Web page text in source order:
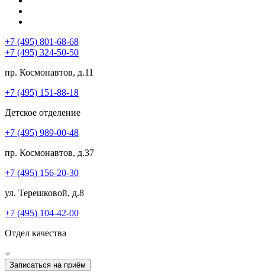
+7 (495) 801-68-68
+7 (495) 324-50-50
пр. Космонавтов, д.11
+7 (495) 151-88-18
Детское отделение
+7 (495) 989-00-48
пр. Космонавтов, д.37
+7 (495) 156-20-30
ул. Терешковой, д.8
+7 (495) 104-42-00
Отдел качества
Записаться на приём